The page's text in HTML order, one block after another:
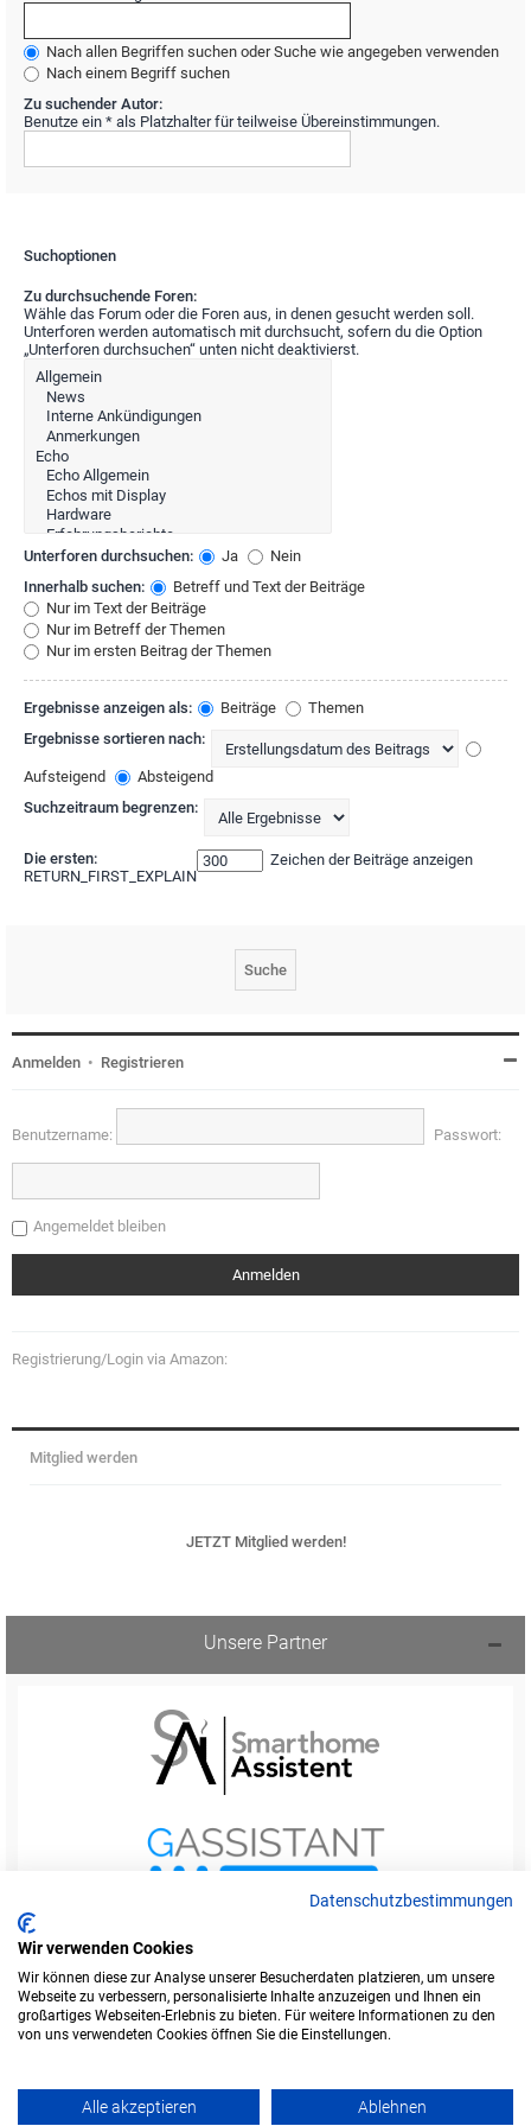
Nach allen Begriffen suchen oder Suche wie angegeben verwenden
Nach einem Begriff suchen
Zu suchender Autor:
Benutze ein * als Platzhalter für teilweise Übereinstimmungen.
Suchoptionen
Zu durchsuchende Foren:
Wähle das Forum oder die Foren aus, in denen gesucht werden soll.
Unterforen werden automatisch mit durchsucht, sofern du die Option
„Unterforen durchsuchen“ unten nicht deaktivierst.
Unterforen durchsuchen: Ja
Nein
Innerhalb suchen:
Betreff und Text der Beiträge
Nur im Text der Beiträge
Nur im Betreff der Themen
Nur im ersten Beitrag der Themen
Ergebnisse anzeigen als: Beiträge
Themen
Ergebnisse sortieren nach:
Aufsteigend
Absteigend
Suchzeitraum begrenzen:
Die ersten:
RETURN_FIRST_EXPLAIN
Zeichen der Beiträge anzeigen
Anmelden • Registrieren
Benutzername: Passwort:
Angemeldet bleiben
Registrierung/Login via Amazon:
Mitglied werden
JETZT Mitglied werden!
Unsere Partner
Startseite Foren-Übersicht
Legende Kontakt
Werbung buchen
Datenschutzbestimmungen
Wir verwenden Cookies
Wir können diese zur Analyse unserer Besucherdaten platzieren, um unsere
Webseite zu verbessern, personalisierte Inhalte anzuzeigen und Ihnen ein
großartiges Webseiten-Erlebnis zu bieten. Für weitere Informationen zu den
von uns verwendeten Cookies öffnen Sie die Einstellungen.
Alle akzeptieren Ablehnen